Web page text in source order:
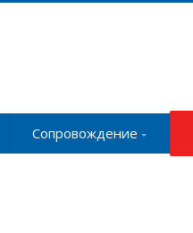
Сопровождение